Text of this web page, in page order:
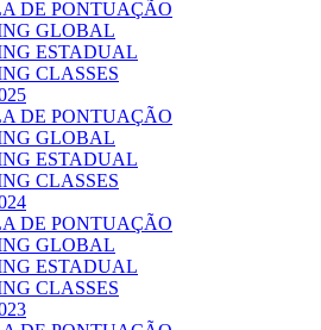
DE PONTUAÇÃO
GLOBAL
ESTADUAL
CLASSES
DE PONTUAÇÃO
GLOBAL
ESTADUAL
CLASSES
DE PONTUAÇÃO
GLOBAL
ESTADUAL
CLASSES